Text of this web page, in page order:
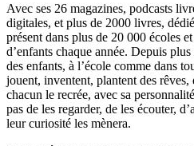
Avec ses 26 magazines, podcasts
digitales, et plus de 2000 livres,
présent dans plus de 20 000 écoles
d’enfants chaque année. Depuis
des enfants, à l’école comme dans
jouent, inventent, plantent des
chacun le recrée, avec sa
pas de les regarder, de les écouter,
leur curiosité les mènera.